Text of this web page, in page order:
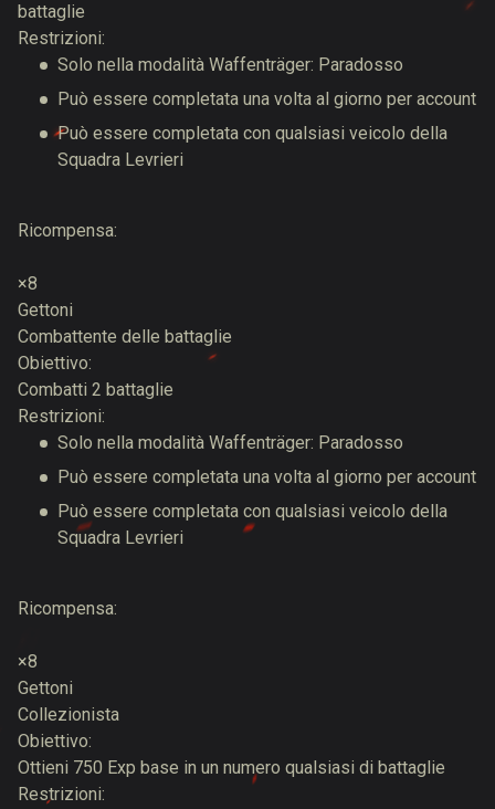
battaglie
Restrizioni:
Solo nella modalità Waffenträger: Paradosso
Può essere completata una volta al giorno per account
Può essere completata con qualsiasi veicolo della
Squadra Levrieri
Ricompensa:
×8
Gettoni
Combattente delle battaglie
Obiettivo:
Combatti 2 battaglie
Restrizioni:
Solo nella modalità Waffenträger: Paradosso
Può essere completata una volta al giorno per account
Può essere completata con qualsiasi veicolo della
Squadra Levrieri
Ricompensa:
×8
Gettoni
Collezionista
Obiettivo:
Ottieni 750 Exp base in un numero qualsiasi di battaglie
Restrizioni: